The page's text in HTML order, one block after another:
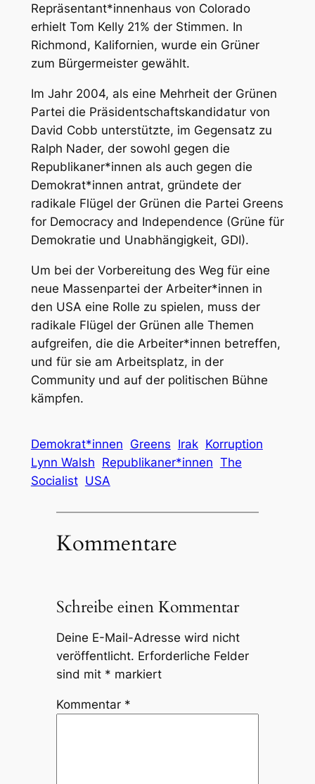
Repräsentant*innenhaus von Colorado
erhielt Tom Kelly 21% der Stimmen. In
Richmond, Kalifornien, wurde ein Grüner
zum Bürgermeister gewählt.
Im Jahr 2004, als eine Mehrheit der Grünen
Partei die Präsidentschaftskandidatur von
David Cobb unterstützte, im Gegensatz zu
Ralph Nader, der sowohl gegen die
Republikaner*innen als auch gegen die
Demokrat*innen antrat, gründete der
radikale Flügel der Grünen die Partei Greens
for Democracy and Independence (Grüne für
Demokratie und Unabhängigkeit, GDI).
Um bei der Vorbereitung des Weg für eine
neue Massenpartei der Arbeiter*innen in
den USA eine Rolle zu spielen, muss der
radikale Flügel der Grünen alle Themen
aufgreifen, die die Arbeiter*innen betreffen,
und für sie am Arbeitsplatz, in der
Community und auf der politischen Bühne
kämpfen.
Demokrat*innen Greens Irak Korruption
Lynn Walsh Republikaner*innen The
Socialist USA
Kommentare
Schreibe einen Kommentar
Deine E-Mail-Adresse wird nicht
veröffentlicht. Erforderliche Felder
sind mit * markiert
Kommentar *